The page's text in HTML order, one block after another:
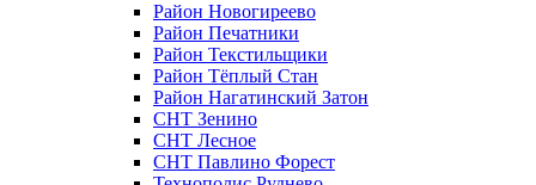
Район Новогиреево
Район Печатники
Район Текстильщики
Район Тёплый Стан
Район Нагатинский Затон
СНТ Зенино
СНТ Лесное
СНТ Павлино Форест